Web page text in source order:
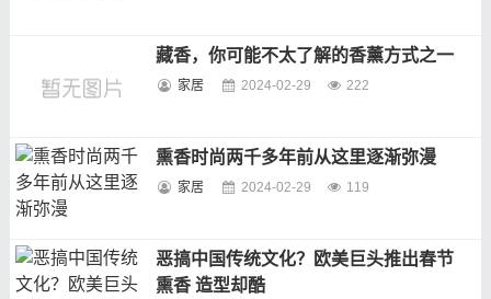
藏香，你可能不太了解的香薰方式之一
家居 2024-02-29 222
熏香时尚两千多年前从这里逐渐弥漫
家居 2024-02-29 119
恶搞中国传统文化？欧美巨头推出春节
熏香 造型却酷